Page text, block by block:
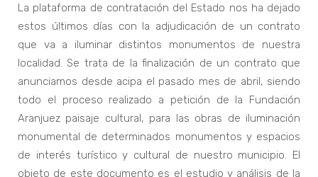
La plataforma de contratación del Estado nos ha dejado
estos últimos días con la adjudicación de un contrato
que va a iluminar distintos monumentos de nuestra
localidad. Se trata de la finalización de un contrato que
anunciamos desde acipa el pasado mes de abril, siendo
todo el proceso realizado a petición de la Fundación
Aranjuez paisaje cultural, para las obras de iluminación
monumental de determinados monumentos y espacios
de interés turístico y cultural de nuestro municipio. El
objeto de este documento es el estudio y análisis de la